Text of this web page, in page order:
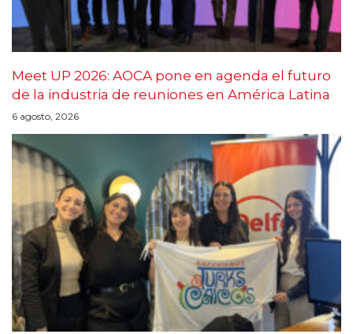
Meet UP 2026: AOCA pone en agenda el futuro
de la industria de reuniones en América Latina
6 agosto, 2026